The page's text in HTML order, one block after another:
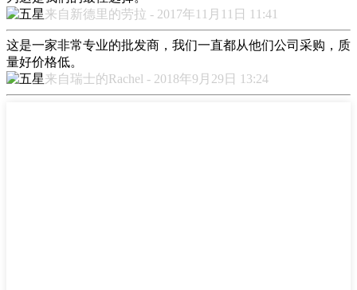
来自新德里的劳拉 - 2017年11月11日 11:41
这是一家非常专业的批发商，我们一直都从他们公司采购，质
量好价格低。
来自瑞士的Rachel - 2018年9月29日 13:24